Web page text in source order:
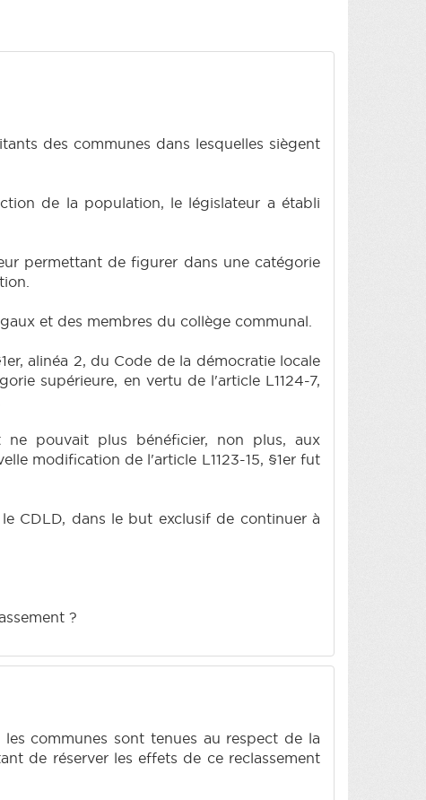
des communes dans lesquelles siègent
de la population, le législateur a établi
permettant de figurer dans une catégorie
et des membres du collège communal.
alinéa 2, du Code de la démocratie locale
supérieure, en vertu de l'article L1124-7,
ne pouvait plus bénéficier, non plus, aux
modification de l'article L1123-15, §1er fut
CDLD, dans le but exclusif de continuer à
?
communes sont tenues au respect de la
de réserver les effets de ce reclassement